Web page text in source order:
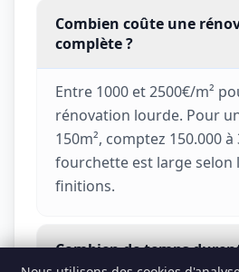
Combien coûte une
complète ?
Entre 1000 et 2500€/m²
rénovation lourde. Pour
150m², comptez 150.000 à
fourchette est large selon
finitions.
Combien de temps